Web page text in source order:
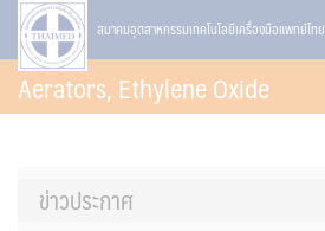
Skip
content
สมาคมอุตสาหกรรมเทคโนโลยีเครื่องมือแพทย์ไทย
Aerators, Ethylene Oxide
ข่าวประกาศ